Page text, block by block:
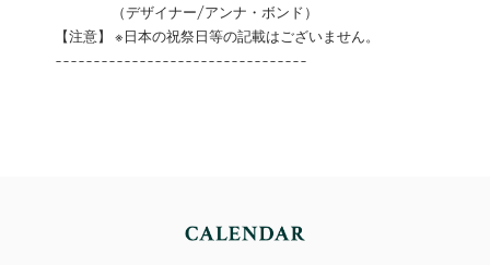
（デザイナー/アンナ・ボンド）
【注意】 ※日本の祝祭日等の記載はございません。
---------------------------------